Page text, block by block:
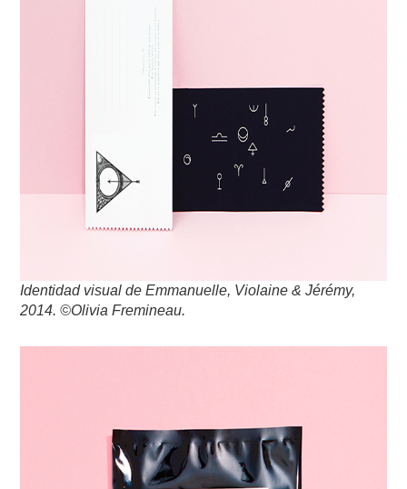
Identidad visual de Emmanuelle, Violaine & Jérémy,
2014. ©Olivia Fremineau.